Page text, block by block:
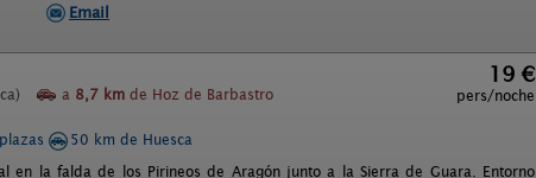
Email
a 8,7 km de Hoz de Barbastro
19 €
pers/noche
50 km de Huesca
en la falda de los Pirineos de Aragón junto a la Sierra de Guara. Entorno